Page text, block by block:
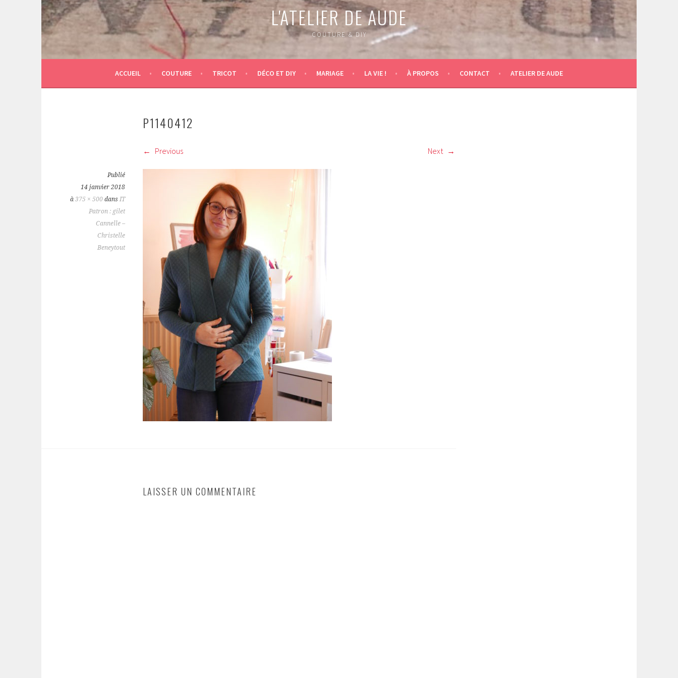
L'ATELIER DE AUDE
COUTURE & DIY
ACCUEIL COUTURE TRICOT DÉCO ET DIY MARIAGE LA VIE ! À PROPOS CONTACT ATELIER DE AUDE
P1140412
Previous Next
Publié
14 janvier 2018
à 375 × 500 dans IT
Patron : gilet
Cannelle –
Christelle
Beneytout
LAISSER UN COMMENTAIRE